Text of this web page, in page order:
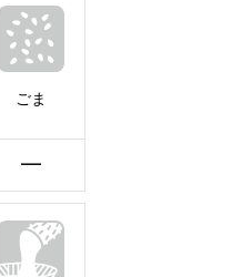
ごま
━